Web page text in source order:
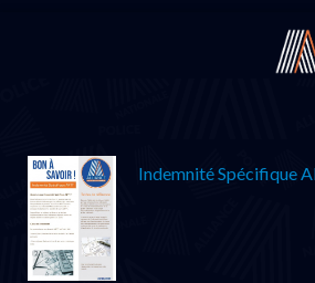
Indemnité Spécifique